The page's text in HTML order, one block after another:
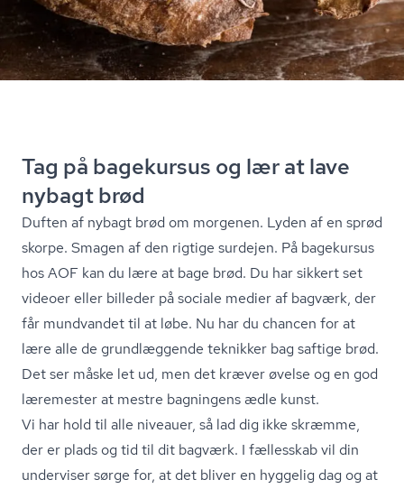
Tag på bagekursus og lær at lave
nybagt brød
Duften af nybagt brød om morgenen. Lyden af en sprød
skorpe. Smagen af den rigtige surdejen. På bagekursus
hos AOF kan du lære at bage brød. Du har sikkert set
videoer eller billeder på sociale medier af bagværk, der
får mundvandet til at løbe. Nu har du chancen for at
lære alle de grundlæggende teknikker bag saftige brød.
Det ser måske let ud, men det kræver øvelse og en god
læremester at mestre bagningens ædle kunst.
Vi har hold til alle niveauer, så lad dig ikke skræmme,
der er plads og tid til dit bagværk. I fællesskab vil din
underviser sørge for, at det bliver en hyggelig dag og at